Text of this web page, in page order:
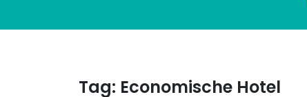
Tag: Economische Hotel